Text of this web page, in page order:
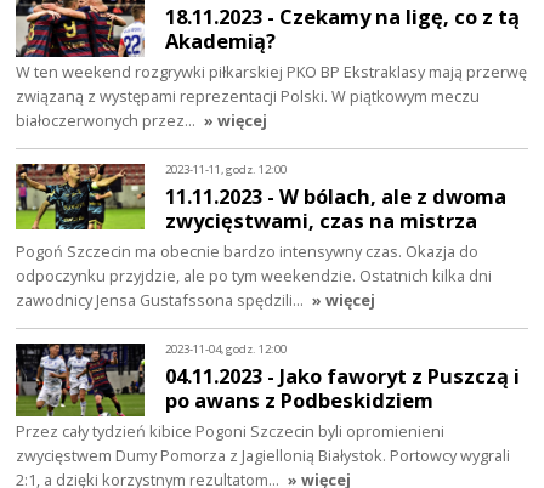
18.11.2023 - Czekamy na ligę, co z tą
Akademią?
W ten weekend rozgrywki piłkarskiej PKO BP Ekstraklasy mają przerwę
związaną z występami reprezentacji Polski. W piątkowym meczu
białoczerwonych przez… » więcej
2023-11-11, godz. 12:00
11.11.2023 - W bólach, ale z dwoma
zwycięstwami, czas na mistrza
Pogoń Szczecin ma obecnie bardzo intensywny czas. Okazja do
odpoczynku przyjdzie, ale po tym weekendzie. Ostatnich kilka dni
zawodnicy Jensa Gustafssona spędzili… » więcej
2023-11-04, godz. 12:00
04.11.2023 - Jako faworyt z Puszczą i
po awans z Podbeskidziem
Przez cały tydzień kibice Pogoni Szczecin byli opromienieni
zwycięstwem Dumy Pomorza z Jagiellonią Białystok. Portowcy wygrali
2:1, a dzięki korzystnym rezultatom… » więcej